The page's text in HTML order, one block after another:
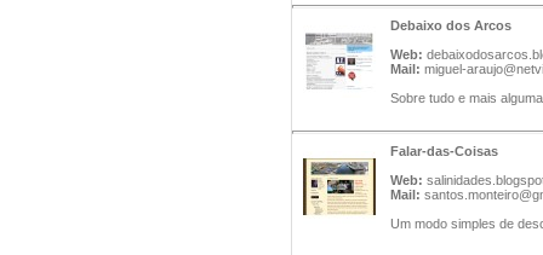
Debaixo dos Arcos
Web:
Mail: miguel-
Sobre tudo e mais
Falar-das-Coisas
Web:
Mail:
Um modo simples de